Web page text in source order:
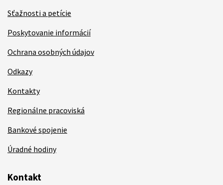
Sťažnosti a petície
Poskytovanie informácií
Ochrana osobných údajov
Odkazy
Kontakty
Regionálne pracoviská
Bankové spojenie
Úradné hodiny
Kontakt